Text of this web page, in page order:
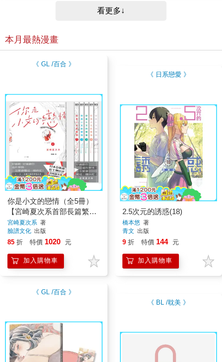
看更多↓
本月最熱漫畫
《 GL /百合 》
你是小文的戀情（全5冊）
【宮崎夏次系首部長篇繁體
中文版，獨家贈限量B5彩色
海報】
宮崎夏次系 著
臉譜文化 出版
85 折 特價 1020 元
加入購物車
《 日系戀愛 》
2.5次元的誘惑(18)
橋本悠著
青文 出版
9 折 特價 144 元
加入購物車
《 GL /百合 》
《 BL /耽美 》